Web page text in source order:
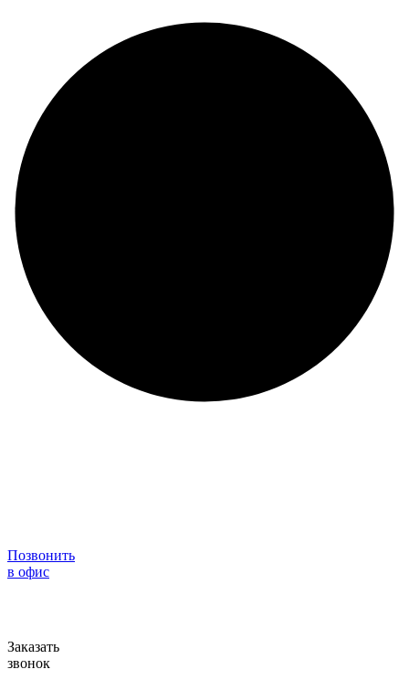
Позвонить
в офис
Заказать
звонок